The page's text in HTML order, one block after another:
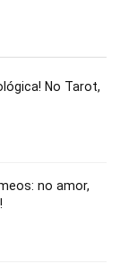
No Tarot,
no amor,